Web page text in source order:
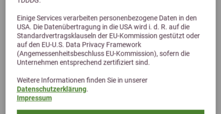
Einige Services verarbeiten personenbezogene Daten in den
USA. Die Datenübertragung in die USA wird i. d. R. auf die
Standardvertragsklauseln der EU-Kommission gestützt oder
auf den EU-U.S. Data Privacy Framework
(Angemessenheitsbeschluss EU-Kommission), sofern die
Unternehmen entsprechend zertifiziert sind.
Weitere Informationen finden Sie in unserer
Datenschutzerklärung.
Impressum
Alternative Produkte